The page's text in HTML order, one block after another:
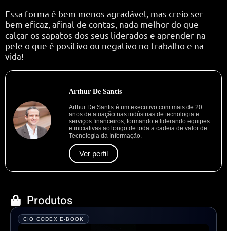
Essa forma é bem menos agradável, mas creio ser
bem eficaz, afinal de contas, nada melhor do que
calçar os sapatos dos seus liderados e aprender na
pele o que é positivo ou negativo no trabalho e na
vida!
Arthur De Santis
Arthur De Santis é um executivo com mais de 20
anos de atuação nas indústrias de tecnologia e
serviços financeiros, formando e liderando equipes
e iniciativas ao longo de toda a cadeia de valor de
Tecnologia da Informação.
Ver perfil
Produtos
CIO CODEX E-BOOK